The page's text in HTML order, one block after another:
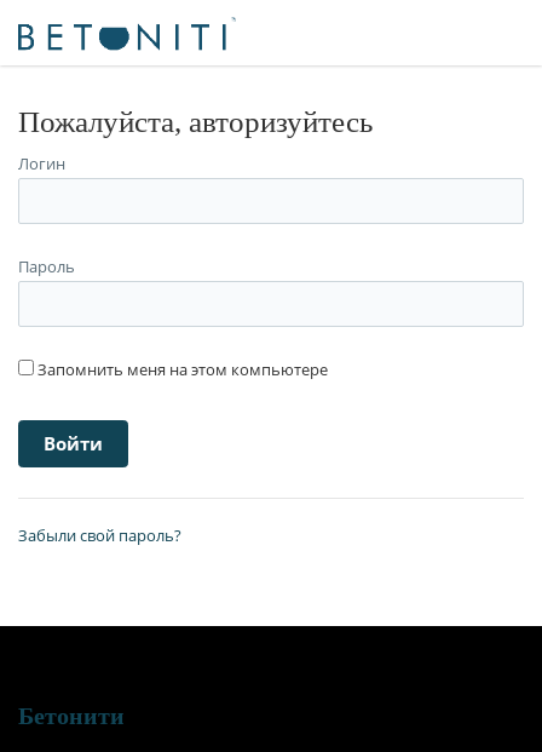
Пожалуйста, авторизуйтесь
Логин
Пароль
Запомнить меня на этом компьютере
Забыли свой пароль?
Бетонити